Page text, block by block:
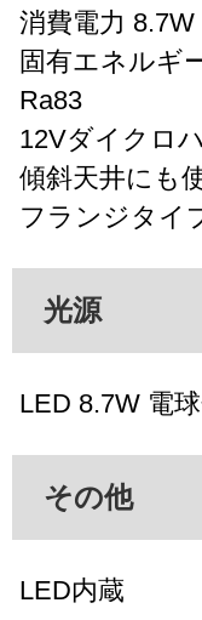
消費電力 8.7W
固有エネルギ
Ra83
12Vダイクロ
傾斜天井にも
フランジタイ
光源
LED 8.7W 電
その他
LED内蔵